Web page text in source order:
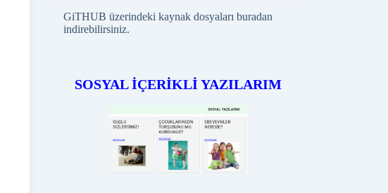
GiTHUB üzerindeki kaynak dosyaları buradan
indirebilirsiniz.
SOSYAL İÇERİKLİ YAZILARIM
EASYLCD MODÜLÜ
ÖRNEK PROGRAMLARI
Örnek programları
PROTONBASICÖrnek program
ARDUİNOÖrnek programları
CCS-C
Örnek program
PYTHONÖrnek program